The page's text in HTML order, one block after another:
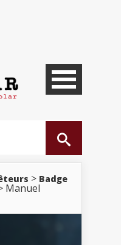
> Badge
Manuel